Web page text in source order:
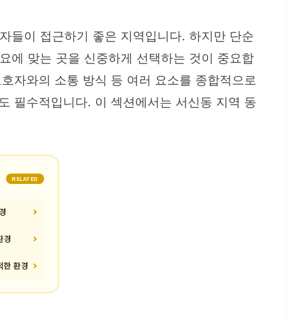
들이 접근하기 좋은 지역입니다. 하지만 단순
에 맞는 곳을 신중하게 선택하는 것이 중요합
자와의 소통 방식 등 여러 요소를 종합적으로
필수적입니다. 이 섹션에서는 서신동 지역 동
RELATED
경
한 환경